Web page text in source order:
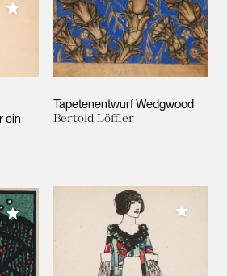
ein
Meiner Sammlung hinzufügen
Tapetenentwurf Wedgwood
Bertold Löffler
Meiner Sammlung hinzufügen Meiner